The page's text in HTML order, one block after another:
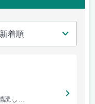
読し...